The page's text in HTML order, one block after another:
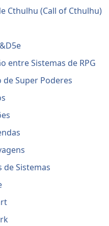
Cthulhu (Call of Cthulhu)
entre Sistemas de RPG
de Super Poderes
de Sistemas